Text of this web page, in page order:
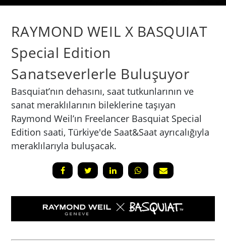
RAYMOND WEIL X BASQUIAT
Special Edition
Sanatseverlerle Buluşuyor
Basquiat’nın dehasını, saat tutkunlarının ve
sanat meraklılarının bileklerine taşıyan
Raymond Weil’ın Freelancer Basquiat Special
Edition saati, Türkiye'de Saat&Saat ayrıcalığıyla
meraklılarıyla buluşacak.